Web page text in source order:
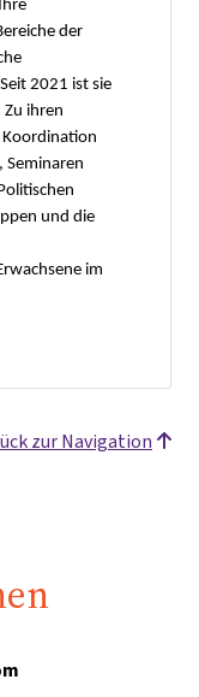
der
2021 ist sie
ihren
Seminaren
und die
im
zur Navigation